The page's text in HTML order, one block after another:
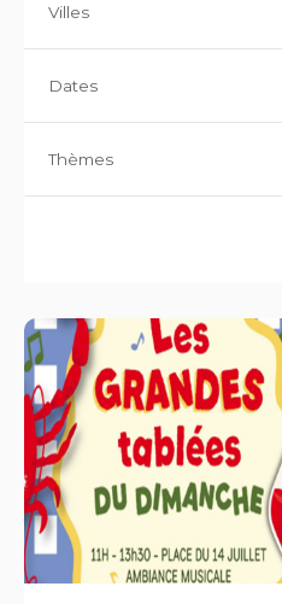
Villes
Dates
Thèmes